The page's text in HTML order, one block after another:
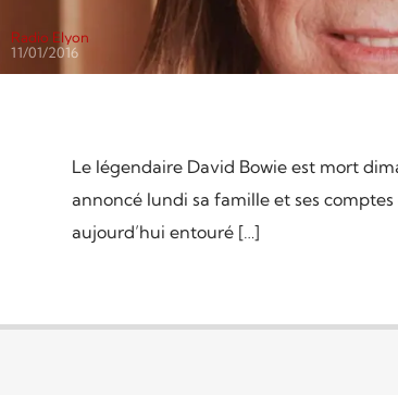
Radio Elyon
11/01/2016
Le légendaire David Bowie est mort
annoncé lundi sa famille et ses
aujourd’hui entouré […]